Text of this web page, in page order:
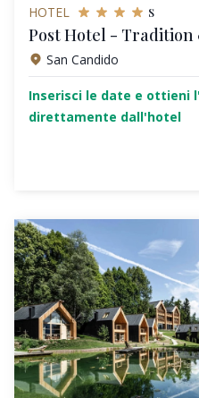
HOTEL s
San Candido
Inserisci le date e ottieni
direttamente dall'hotel